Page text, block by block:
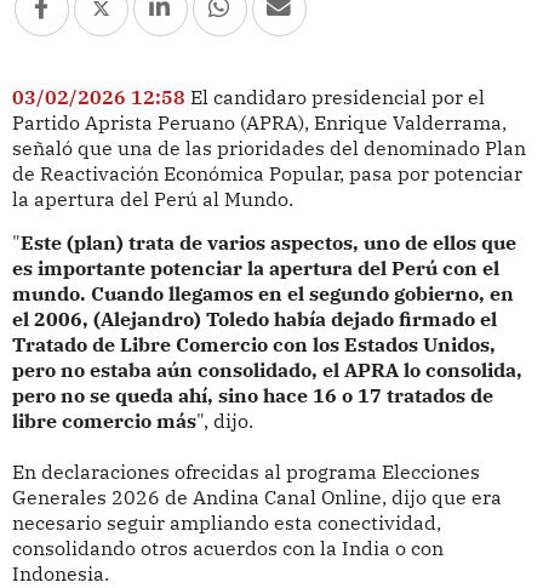
03/02/2026 12:58 El candidaro presidencial por el
Partido Aprista Peruano (APRA), Enrique Valderrama,
señaló que una de las prioridades del denominado Plan
de Reactivación Económica Popular, pasa por potenciar
la apertura del Perú al Mundo.
"Este (plan) trata de varios aspectos, uno de ellos que
es importante potenciar la apertura del Perú con el
mundo. Cuando llegamos en el segundo gobierno, en
el 2006, (Alejandro) Toledo había dejado firmado el
Tratado de Libre Comercio con los Estados Unidos,
pero no estaba aún consolidado, el APRA lo consolida,
pero no se queda ahí, sino hace 16 o 17 tratados de
libre comercio más", dijo.
En declaraciones ofrecidas al programa Elecciones
Generales 2026 de Andina Canal Online, dijo que era
necesario seguir ampliando esta conectividad,
consolidando otros acuerdos con la India o con
Indonesia.